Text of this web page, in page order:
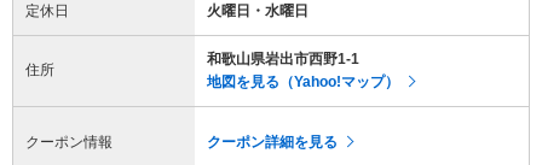
定休日 火曜日・水曜日
住所
和歌山県岩出市西野1-1
地図を見る（Yahoo!マップ）
クーポン情報 クーポン詳細を見る